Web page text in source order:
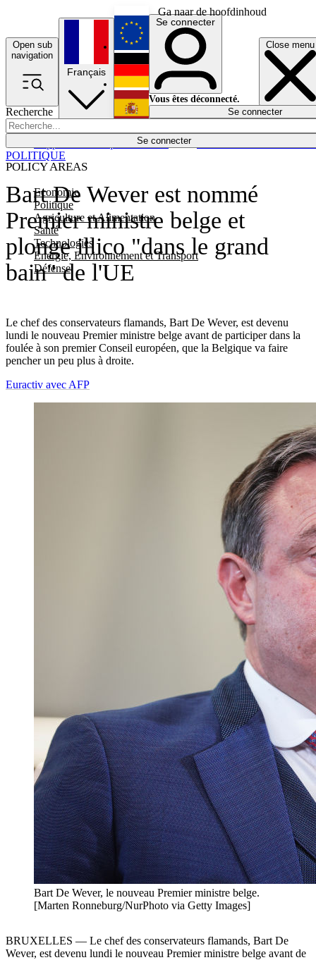
Ga naar de hoofdinhoud
Open sub
navigation
Close menu
Recherche
Se connecter
POLICY AREAS
Economie
Politique
Agriculture et Alimentation
Santé
Technologies
Energie, Environnement et Transport
Défense
Économie
Français
English
Deutsch
Español
Se connecter
Vous êtes déconnecté.
Se connecter
Bart De Wever est nommé
Premier ministre belge et
plonge illico "dans le grand
bain" de l'UE
Le chef des conservateurs flamands, Bart De Wever, est devenu
lundi le nouveau Premier ministre belge avant de participer dans la
foulée à son premier Conseil européen, que la Belgique va faire
pencher un peu plus à droite.
POLITIQUE
Euractiv avec AFP
Bart De Wever, le nouveau Premier ministre belge.
[Marten Ronneburg/NurPhoto via Getty Images]
BRUXELLES — Le chef des conservateurs flamands, Bart De
Wever, est devenu lundi le nouveau Premier ministre belge avant de